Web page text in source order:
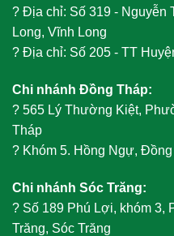
? Địa chỉ: Số 319 - Nguyễn
Long, Vĩnh Long
? Địa chỉ: Số 205 - TT
Chi nhánh Đồng Tháp:
? 565 Lý Thường Kiệt,
Tháp
? Khóm 5. Hồng Ngự,
Chi nhánh Sóc Trăng:
? Số 189 Phú Lợi, khóm 3,
Trăng, Sóc Trăng